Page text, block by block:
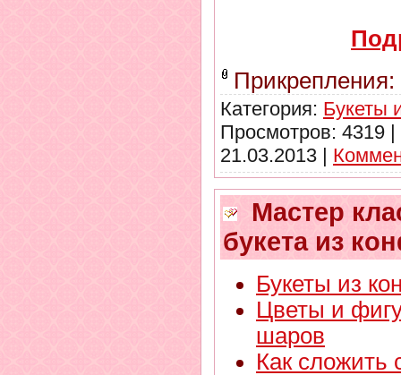
Прикрепления:
Категория: Букеты
Просмотров: 4319
21.03.2013 |
Мастер
букета из
Букеты из
Цветы и
шаров
Как сложить